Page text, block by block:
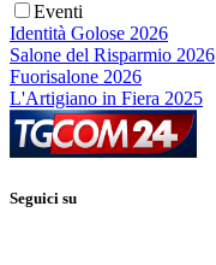
Eventi
Identità Golose 2026
Salone del Risparmio 2026
Fuorisalone 2026
L'Artigiano in Fiera 2025
Seguici su